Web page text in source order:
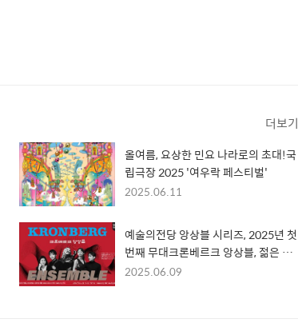
더보기
올여름, 요상한 민요 나라로의 초대!국
립극장 2025 '여우락 페스티벌'
2025.06.11
예술의전당 앙상블 시리즈, 2025년 첫
번째 무대크론베르크 앙상블, 젊은 거
장들이 들려주는 고전의 재발견!
2025.06.09